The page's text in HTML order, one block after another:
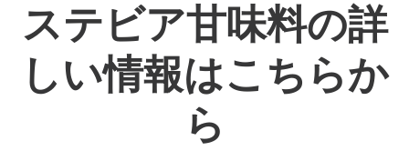
ステビア甘味料の詳
しい情報はこちらか
ら